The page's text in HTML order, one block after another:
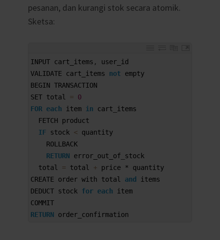
pesanan, dan kurangi stok secara atomik.
Sketsa:
INPUT cart_items ,
user_id
VALIDATE cart_items not
empty
BEGIN TRANSACTION
SET total = 0
FOR each item in cart
items
FETCH product
IF stock < quantity
ROLLBACK
RETURN error_out_of
stock
total
= total + price *
quantity
CREATE order with total and
items
DEDUCT stock for each
item
COMMIT
RETURN order_confirmation